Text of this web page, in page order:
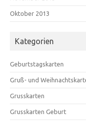
Oktober 2013
Kategorien
Geburtstagskarten
Gruß- und
Grusskarten
Grusskarten Geburt